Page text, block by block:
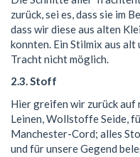
zurück, sei es, dass sie im
dass wir diese aus alten
konnten. Ein Stilmix aus
Tracht nicht möglich.
2.3. Stoff
Hier greifen wir zurück
Leinen, Wollstoffe Seide,
Manchester-Cord; alles
und für unsere Gegend